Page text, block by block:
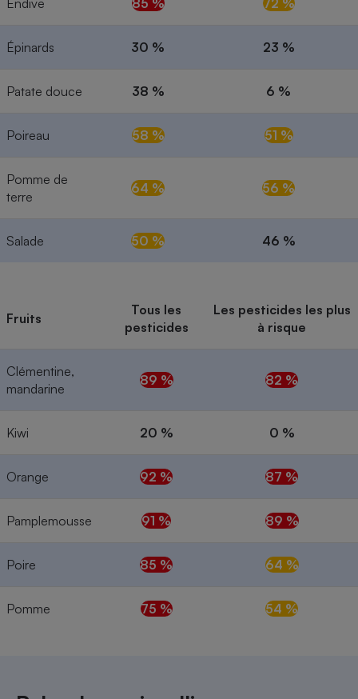
Épinards 30 % 23 %
Patate douce 38 % 6 %
Poireau 58 % 51 %
Pomme de
terre
64 % 56 %
Salade 50 % 46 %
Fruits
Tous les
pesticides
Les pesticides les plus
à risque
Clémentine,
mandarine
89 % 82 %
Kiwi 20 % 0 %
Orange 92 % 87 %
Pamplemousse 91 % 89 %
Poire 85 % 64 %
Pomme 75 % 54 %